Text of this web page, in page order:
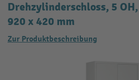
Drehzylinderschloss, 5
920 x 420 mm
Zur Produktbeschreibung